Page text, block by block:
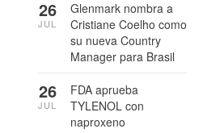
Glenmark nombra a
Cristiane Coelho como
su nueva Country
Manager para Brasil
26
JUL
FDA aprueba
TYLENOL con
naproxeno
26
JUL